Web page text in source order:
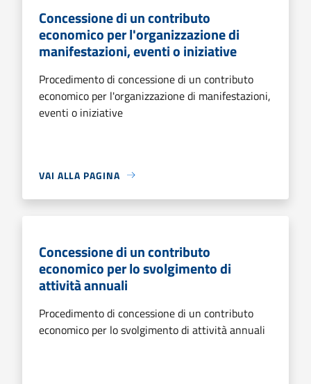
Concessione di un contributo
economico per l'organizzazione di
manifestazioni, eventi o iniziative
Procedimento di concessione di un contributo
economico per l'organizzazione di manifestazioni,
eventi o iniziative
VAI ALLA PAGINA
Concessione di un contributo
economico per lo svolgimento di
attività annuali
Procedimento di concessione di un contributo
economico per lo svolgimento di attività annuali